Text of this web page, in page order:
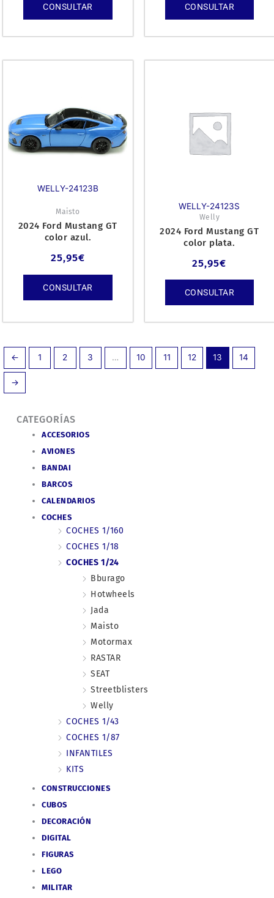
CATEGORÍAS
ACCESORIOS
AVIONES
BANDAI
BARCOS
CALENDARIOS
COCHES
COCHES 1/160
COCHES 1/18
COCHES 1/24
Bburago
Hotwheels
Jada
Maisto
Motormax
RASTAR
SEAT
Streetblisters
Welly
COCHES 1/43
COCHES 1/87
INFANTILES
KITS
CONSTRUCCIONES
CUBOS
DECORACIÓN
DIGITAL
FIGURAS
LEGO
MILITAR
CONSULTAR CONSULTAR
WELLY-24123B
Maisto
2024 Ford Mustang GT
color azul.
25,95€
CONSULTAR
WELLY-24123S
Welly
2024 Ford Mustang GT
color plata.
25,95€
CONSULTAR
← 1 2 3 … 10 11 12 13 14
→